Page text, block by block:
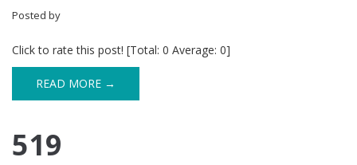
Posted by
Click to rate this post! [Total: 0 Average: 0]
READ MORE →
519